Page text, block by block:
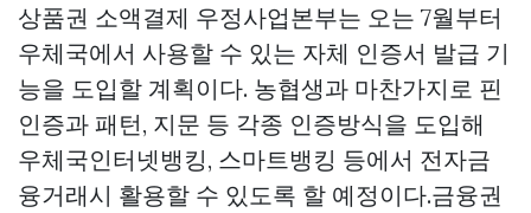
상품권 소액결제 우정사업본부는 오는 7월부터
우체국에서 사용할 수 있는 자체 인증서 발급 기
능을 도입할 계획이다. 농협생과 마찬가지로 핀
인증과 패턴, 지문 등 각종 인증방식을 도입해
우체국인터넷뱅킹, 스마트뱅킹 등에서 전자금
융거래시 활용할 수 있도록 할 예정이다.금융권